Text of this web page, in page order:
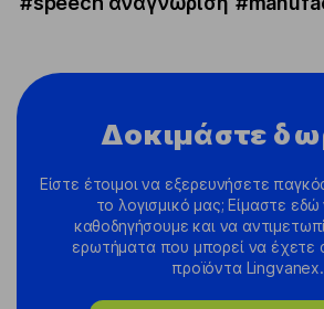
Δοκιμάστε
Είστε έτοιμοι να εξερευνήσετε
το λογισμικό μας; Είμαστε
καθοδηγήσουμε και να
ερωτήματα που μπορεί να έχετε
προϊόντα Lingvanex.